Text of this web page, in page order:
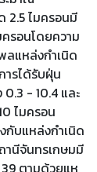
2.5 ไมครอนมี
รอนโดยความ
แหล่งกําเนิด
รได้รับฝุ่น
0.3 - 10.4 และ
ไมครอน
กับแหล่งกําเนิด
านีจันทรเกษมมี
ตามด้วยแห